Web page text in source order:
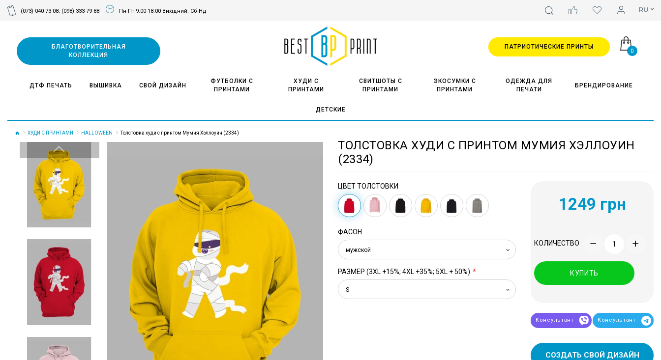
(073) 040-73-08; (098) 333-79-88 Пн-Пт 9.00-18.00 Вихідний: Сб-Нд
0
БЛАГОТВОРИТЕЛЬНАЯ
КОЛЛЕКЦИЯ
ДТФ ПЕЧАТЬ ВЫШИВКА СВОЙ ДИЗАЙН
ФУТБОЛКИ С
ПРИНТАМИ
ХУДИ С
ПРИНТАМИ
СВИТШОТЫ С
ПРИНТАМИ
ЭКОСУМКИ С
ПРИНТАМИ
ОДЕЖДА ДЛЯ
ПЕЧАТИ
БРЕНДИРОВАНИЕ
ДЕТСКИЕ
ПАТРИОТИЧЕСКИЕ ПРИНТЫ
ХУДИ С ПРИНТАМИ HALLOWEEN Толстовка худи с принтом Мумия Хэллоуин (2334)
ТОЛСТОВКА ХУДИ С ПРИНТОМ МУМИЯ ХЭЛЛОУИН
(2334)
ЦВЕТ ТОЛСТОВКИ
ФАСОН
мужской
РАЗМЕР (3XL +15%; 4XL +35%; 5XL + 50%)
S
1249 грн
КОЛИЧЕСТВО
КУПИТЬ
Консультант Консультант
СОЗДАТЬ СВОЙ ДИЗАЙН